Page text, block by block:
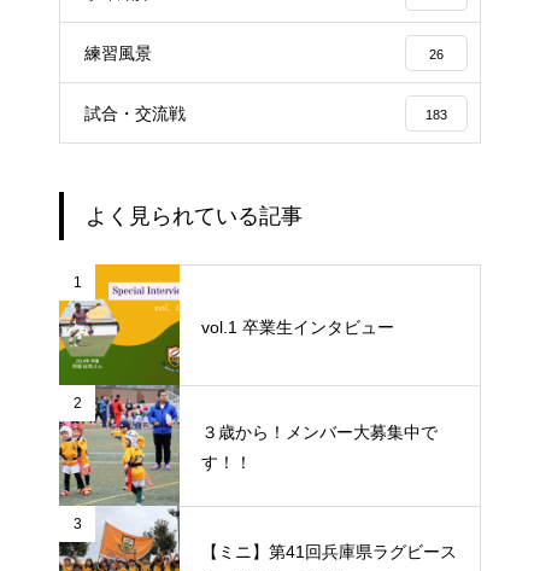
練習風景 26
試合・交流戦 183
よく見られている記事
1
vol.1 卒業生インタビュー
2
３歳から！メンバー大募集中で
す！！
3
【ミニ】第41回兵庫県ラグビース